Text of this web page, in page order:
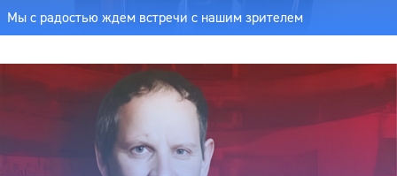
Мы с радостью ждем встречи с нашим зрителем